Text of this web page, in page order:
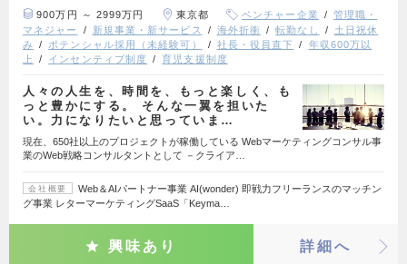
900万円 ～ 2999万円 東京都 ベンチャー企業
管理職・
マネジャー
新規事業・新サービス 海外折衝 転勤なし
土日祝休
み
ポテンシャル採用（未経験可） 社長・役員直下
年収600万以
上
インセンティブ制度 育児支援制度
人々の人生を、時間を、もっと楽しく、も
っと豊かにする。 そんな一翼を担いた
い。力になりたいと思っていま…
現在、650社以上のプロジェクトが稼働している Webマーケティングコンサル事
業のWeb戦略コンサルタントとして －クライア…
会社概要
Web＆AIパートナー事業 AI(wonder) 即戦力フリーランスのマッチン
グ事業 レターマーケティングSaaS「Keyma…
興味あり 詳細へ